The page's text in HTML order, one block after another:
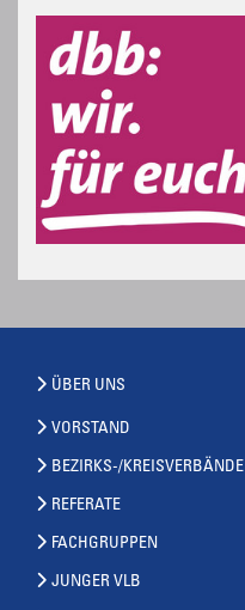
ÜBER UNS
VORSTAND
BEZIRKS-/KREISVERBÄNDE
REFERATE
FACHGRUPPEN
JUNGER VLB